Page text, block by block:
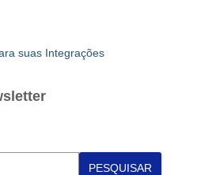
suas Integrações
PESQUISAR